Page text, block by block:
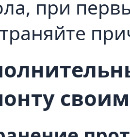
при